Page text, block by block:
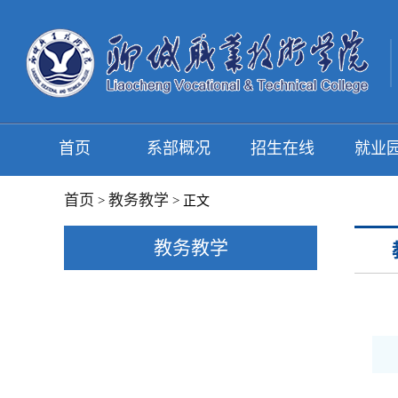
首页 系部概况 招生在线 就业
首页 > 教务教学 > 正文
教务教学